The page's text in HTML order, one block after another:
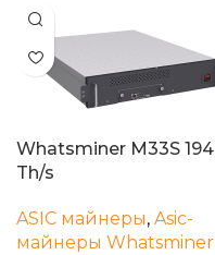
Whatsminer M33S 194
Th/s
ASIC майнеры, Asic-
майнеры Whatsminer